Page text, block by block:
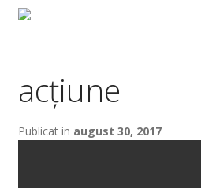
acțiune
Publicat in august 30, 2017